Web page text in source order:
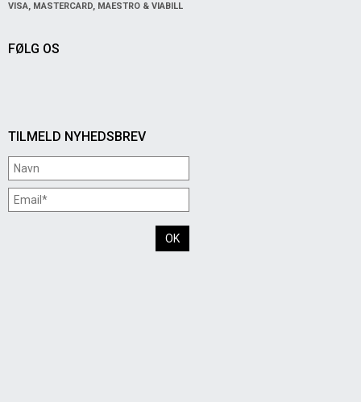
TILMELD NYHEDSBREV
FØLG OS
VISA, MASTERCARD, MAESTRO & VIABILL